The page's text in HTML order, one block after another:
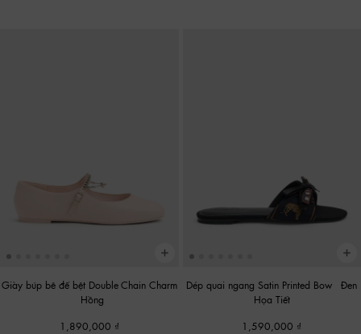
Giày búp bê đế bệt Double-Chain Charm
Hồng
1,890,000
Dép quai ngang Satin Printed Bow -Đen
Họa Tiết
1,590,000